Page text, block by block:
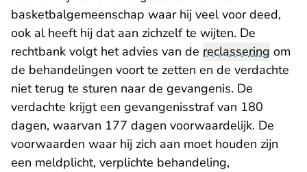
basketbalgemeenschap waar hij veel voor deed,
ook al heeft hij dat aan zichzelf te wijten. De
rechtbank volgt het advies van de reclassering om
de behandelingen voort te zetten en de verdachte
niet terug te sturen naar de gevangenis. De
verdachte krijgt een gevangenisstraf van 180
dagen, waarvan 177 dagen voorwaardelijk. De
voorwaarden waar hij zich aan moet houden zijn
een meldplicht, verplichte behandeling,